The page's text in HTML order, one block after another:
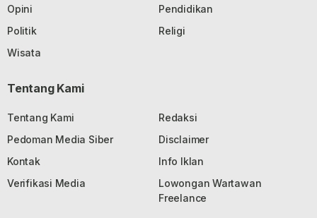
Opini
Pendidikan
Politik
Religi
Wisata
Tentang Kami
Tentang Kami
Redaksi
Pedoman Media Siber
Disclaimer
Kontak
Info Iklan
Verifikasi Media
Lowongan Wartawan
Freelance